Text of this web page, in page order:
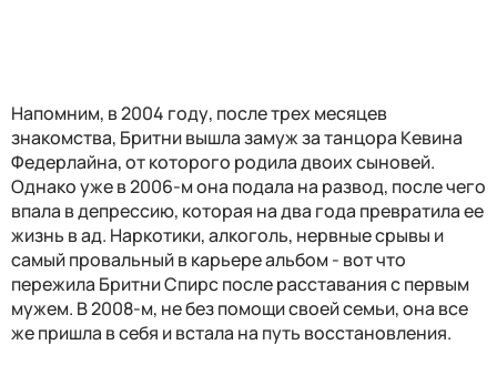
Напомним, в 2004 году, после трех месяцев
знакомства, Бритни вышла замуж за танцора Кевина
Федерлайна, от которого родила двоих сыновей.
Однако уже в 2006-м она подала на развод, после чего
впала в депрессию, которая на два года превратила ее
жизнь в ад. Наркотики, алкоголь, нервные срывы и
самый провальный в карьере альбом - вот что
пережила Бритни Спирс после расставания с первым
мужем. В 2008-м, не без помощи своей семьи, она все
же пришла в себя и встала на путь восстановления.